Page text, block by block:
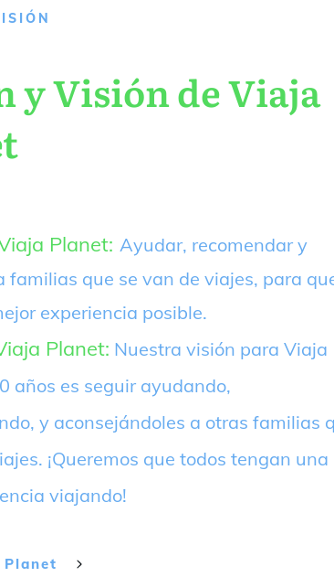
y Visión de Viaja
Planet: Ayudar, recomendar y
familias que se van de viajes, para
experiencia posible.
Planet: Nuestra visión para Viaja
años es seguir ayudando,
y aconsejándoles a otras familias
¡Queremos que todos tengan una
viajando!